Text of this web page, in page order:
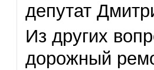
депутат
Из других
дорожный